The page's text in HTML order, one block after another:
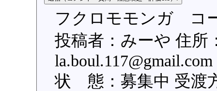
フクロモモンガ コ
投稿者：みーや 住所
状 態：募集中 受渡